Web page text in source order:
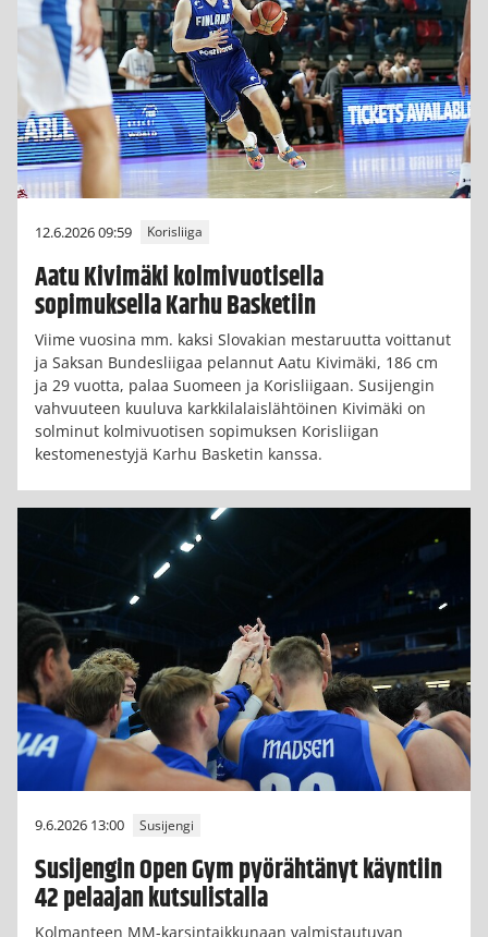
12.6.2026 09:59 Korisliiga
Aatu Kivimäki kolmivuotisella
sopimuksella Karhu Basketiin
Viime vuosina mm. kaksi Slovakian mestaruutta voittanut
ja Saksan Bundesliigaa pelannut Aatu Kivimäki, 186 cm
ja 29 vuotta, palaa Suomeen ja Korisliigaan. Susijengin
vahvuuteen kuuluva karkkilalaislähtöinen Kivimäki on
solminut kolmivuotisen sopimuksen Korisliigan
kestomenestyjä Karhu Basketin kanssa.
9.6.2026 13:00 Susijengi
Susijengin Open Gym pyörähtänyt käyntiin
42 pelaajan kutsulistalla
Kolmanteen MM-karsintaikkunaan valmistautuvan